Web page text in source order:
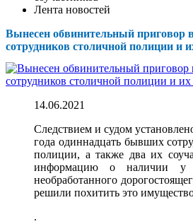
Лента новостей
Вынесен обвинительный
сотрудников столичной полиции и
14.06.2021
Следствием и судом
года одиннадцать бывших
полиции, а также два их
информацию о наличии у
необработанного
решили похитить это
.